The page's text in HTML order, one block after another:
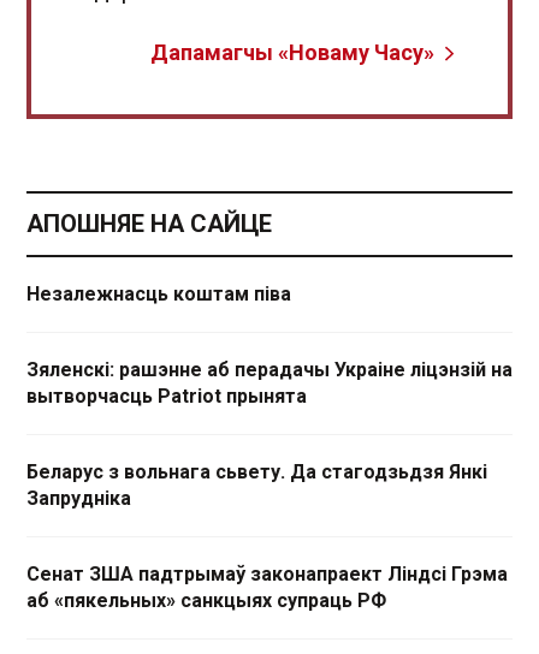
Дапамагчы «Новаму Часу»
АПОШНЯЕ НА САЙЦЕ
Незалежнасць коштам піва
Зяленскі: рашэнне аб перадачы Украіне ліцэнзій на
вытворчасць Patriot прынята
Беларус з вольнага сьвету. Да стагодзьдзя Янкі
Запрудніка
Сенат ЗША падтрымаў законапраект Ліндсі Грэма
аб «пякельных» санкцыях супраць РФ